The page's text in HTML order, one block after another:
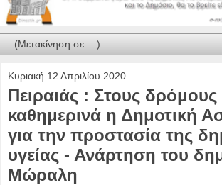
Κυριακή 12 Απριλίου 2020
Πειραιάς : Στους δρόμους
καθημερινά η Δημοτική
για την προστασία της
υγείας - Ανάρτηση του
Μώραλη